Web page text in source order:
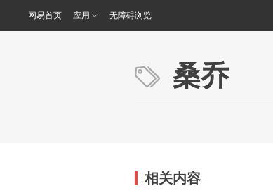
网易首页 应用 无障碍浏览
桑乔
相关内容